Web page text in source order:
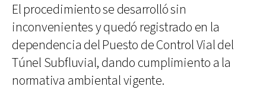
El procedimiento se desarrolló sin
inconvenientes y quedó registrado en la
dependencia del Puesto de Control Vial del
Túnel Subfluvial, dando cumplimiento a la
normativa ambiental vigente.